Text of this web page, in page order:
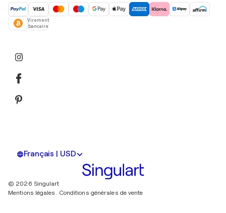
Virement
bancaire
Français | USD
© 2026 Singulart
Mentions légales. Conditions générales de vente